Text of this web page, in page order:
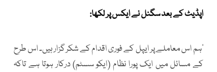
اپڈیٹ کے بعد سگنل نے ایکس پر لکھا:
‘ہم اس معاملے پر ایپل کے فوری اقدام کے شکر گزار ہیں۔ اس طرح
کے مسائل میں ایک پورا نظام (ایکو سسٹم) درکار ہوتا ہے تاکہ